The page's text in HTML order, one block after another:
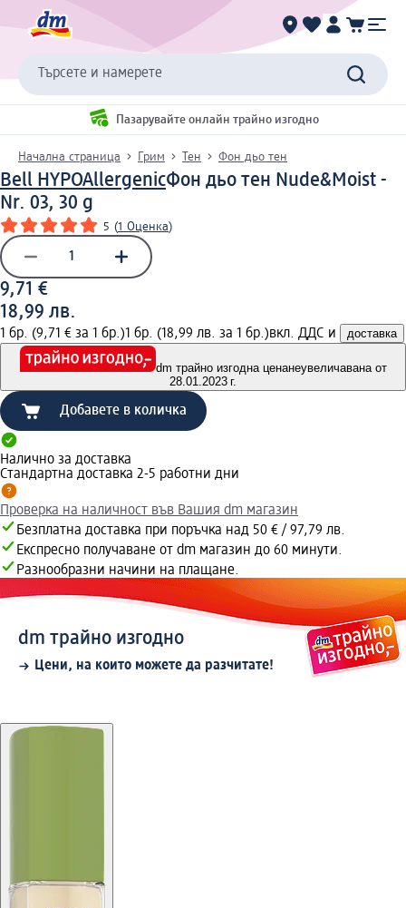
Търсете и намерете
Пазарувайте онлайн трайно изгодно
Начална страница Грим Тен Фон дьо тен
Bell HYPOAllergenicФон дьо тен Nude&Moist -
Nr. 03, 30 g
5 (1 Оценка)
9,71 €
18,99 лв.
1 бр. (9,71 € за 1 бр.)1 бр. (18,99 лв. за 1 бр.)вкл. ДДС и доставка
dm трайно изгодна ценанеувеличавана от
28.01.2023 г.
Добавете в количка
Налично за доставка
Стандартна доставка 2-5 работни дни
Проверка на наличност във Вашия dm магазин
Безплатна доставка при поръчка над 50 € / 97,79 лв.
Експресно получаване от dm магазин до 60 минути.
Разнообразни начини на плащане.
dm трайно изгодно
Цени, на които можете да разчитате!